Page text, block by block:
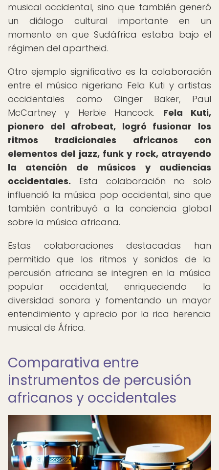
musical occidental, sino que también generó
un diálogo cultural importante en un
momento en que Sudáfrica estaba bajo el
régimen del apartheid.
Otro ejemplo significativo es la colaboración
entre el músico nigeriano Fela Kuti y artistas
occidentales como Ginger Baker, Paul
McCartney y Herbie Hancock. Fela Kuti,
pionero del afrobeat, logró fusionar los
ritmos tradicionales africanos con
elementos del jazz, funk y rock, atrayendo
la atención de músicos y audiencias
occidentales. Esta colaboración no solo
influenció la música pop occidental, sino que
también contribuyó a la conciencia global
sobre la música africana.
Estas colaboraciones destacadas han
permitido que los ritmos y sonidos de la
percusión africana se integren en la música
popular occidental, enriqueciendo la
diversidad sonora y fomentando un mayor
entendimiento y aprecio por la rica herencia
musical de África.
Comparativa entre
instrumentos de percusión
africanos y occidentales